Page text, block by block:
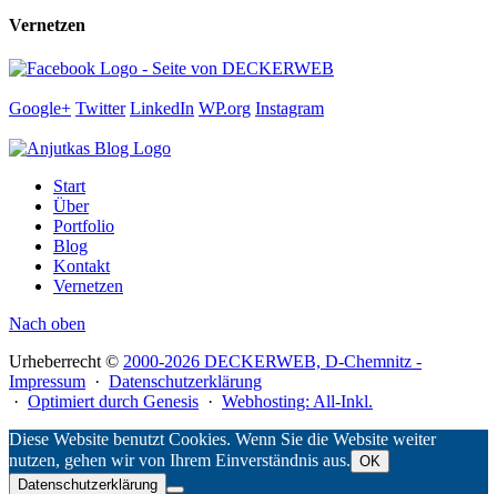
Vernetzen
Google+ Twitter LinkedIn WP.org Instagram
Start
Über
Portfolio
Blog
Kontakt
Vernetzen
Nach oben
Urheberrecht © 2000-2026 DECKERWEB, D-Chemnitz -
Impressum · Datenschutzerklärung
· Optimiert durch Genesis · Webhosting: All-Inkl.
Diese Website benutzt Cookies. Wenn Sie die Website weiter
nutzen, gehen wir von Ihrem Einverständnis aus. OK
Datenschutzerklärung